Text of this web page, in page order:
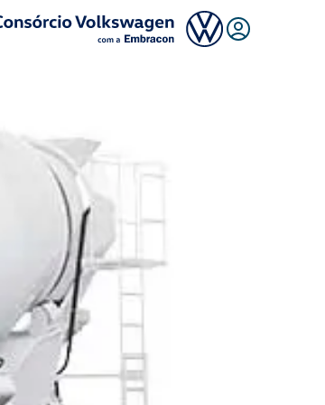
Logo Consórcio Volkswagen com a Embracon